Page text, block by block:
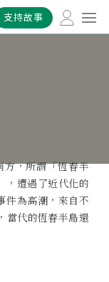
支持故事
方，所謂「恆春半
，遭遇了近代化的
件為高潮，來自不
當代的恆春半島還